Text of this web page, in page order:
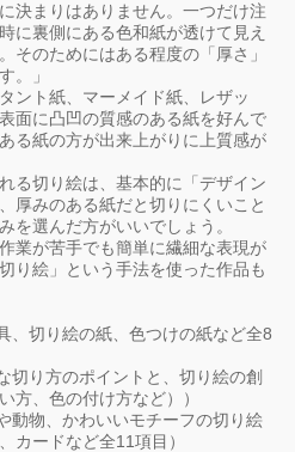
決まりはありません。一つだけ注
に裏側にある色和紙が透けて見え
そのためにはある程度の「厚さ」
。」
ント紙、マーメイド紙、レザッ
面に凸凹の質感のある紙を好んで
る紙の方が出来上がりに上質感が
る切り絵は、基本的に「デザイン
厚みのある紙だと切りにくいこと
を選んだ方がいいでしょう。
業が苦手でも簡単に繊細な表現が
り絵」という手法を使った作品も
切り絵の紙、色つけの紙など全8
り方のポイントと、切り絵の創
方、色の付け方など））
物、かわいいモチーフの切り絵
カードなど全11項目）